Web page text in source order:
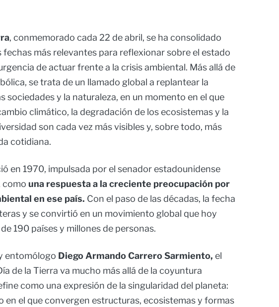
, conmemorado cada 22 de abril, se ha consolidado
fechas más relevantes para reflexionar sobre el estado
de actuar frente a la crisis ambiental. Más allá de
se trata de un llamado global a replantear la
sociedades y la naturaleza, en un momento en el que
climático, la degradación de los ecosistemas y la
son cada vez más visibles y, sobre todo, más
cotidiana.
en 1970, impulsada por el senador estadounidense
como una respuesta a la creciente preocupación por
en ese país. Con el paso de las décadas, la fecha
y se convirtió en un movimiento global que hoy
190 países y millones de personas.
entomólogo Diego Armando Carrero Sarmiento, el
de la Tierra va mucho más allá de la coyuntura
como una expresión de la singularidad del planeta:
en el que convergen estructuras, ecosistemas y formas